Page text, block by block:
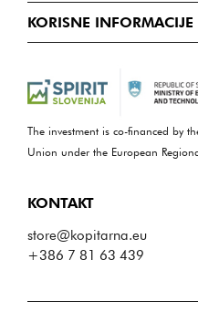
KORISNE INFORMACIJE
The investment is co-financed by
Union under the European
KONTAKT
store@kopitarna.eu
+386 7 81 63 439